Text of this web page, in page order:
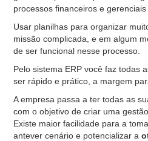
processos financeiros e gerenciais
Usar planilhas para organizar
missão complicada, e em algum
de ser funcional nesse processo.
Pelo sistema ERP você faz todas
ser rápido e prático, a margem
A empresa passa a ter todas as
com o objetivo de criar uma
Existe maior facilidade para a
antever cenário e potencializar a